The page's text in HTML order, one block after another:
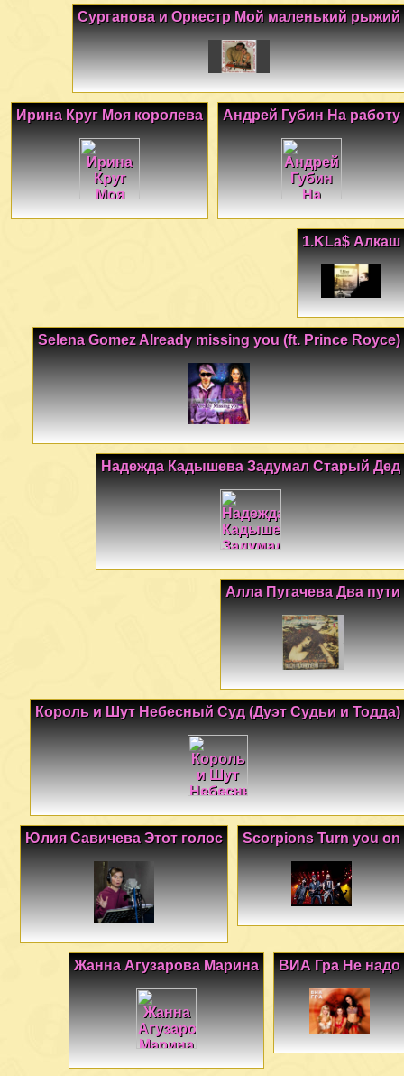
Сурганова и Оркестр Мой маленький рыжий
Андрей Губин На работу
Ирина Круг Моя королева
1.KLa$ Алкаш
Selena Gomez Already missing you (ft. Prince Royce)
Надежда Кадышева Задумал Старый Дед
Алла Пугачева Два пути
Король и Шут Небесный Суд (Дуэт Судьи и Тодда)
Scorpions Turn you on
Юлия Савичева Этот голос
ВИА Гра Не надо
Жанна Агузарова Марина